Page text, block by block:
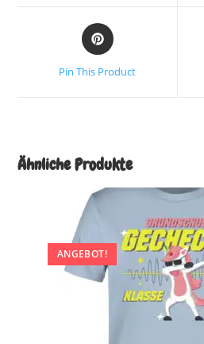
Pin This Product
Ähnliche Produkte
ANGEBOT!